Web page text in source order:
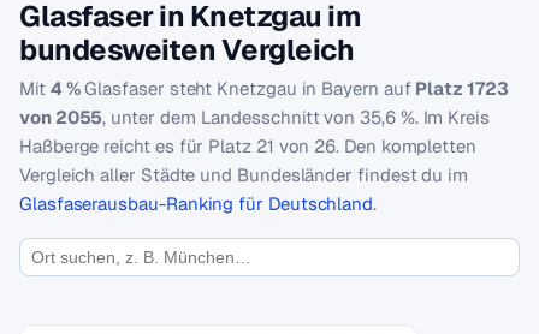
Glasfaser in Knetzgau im
bundesweiten Vergleich
Mit 4 %Glasfaser steht Knetzgau in Bayern auf Platz 1723
von 2055, unter dem Landesschnitt von 35,6 %. Im Kreis
Haßberge reicht es für Platz 21 von 26. Den kompletten
Vergleich aller Städte und Bundesländer findest du im
Glasfaserausbau-Ranking für Deutschland.